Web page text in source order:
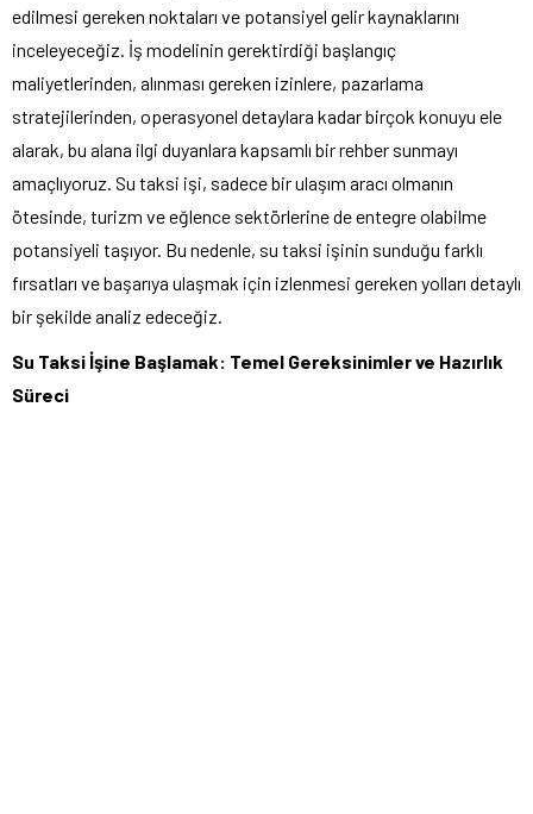
edilmesi gereken noktaları ve potansiyel gelir kaynaklarını
inceleyeceğiz. İş modelinin gerektirdiği başlangıç
maliyetlerinden, alınması gereken izinlere, pazarlama
stratejilerinden, operasyonel detaylara kadar birçok konuyu ele
alarak, bu alana ilgi duyanlara kapsamlı bir rehber sunmayı
amaçlıyoruz. Su taksi işi, sadece bir ulaşım aracı olmanın
ötesinde, turizm ve eğlence sektörlerine de entegre olabilme
potansiyeli taşıyor. Bu nedenle, su taksi işinin sunduğu farklı
fırsatları ve başarıya ulaşmak için izlenmesi gereken yolları detaylı
bir şekilde analiz edeceğiz.
Su Taksi İşine Başlamak: Temel Gereksinimler ve Hazırlık
Süreci